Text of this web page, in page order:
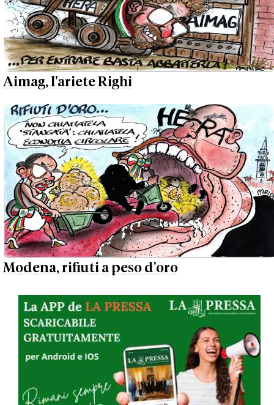
Aimag, l'ariete Righi
Modena, rifiuti a peso d'oro